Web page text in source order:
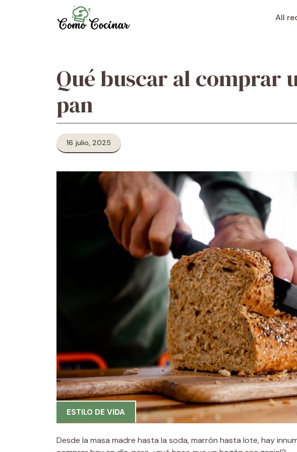
All
Qué buscar al comprar
pan
16 julio, 2025
ESTILO DE VIDA
Desde la masa madre hasta la soda, marrón hasta lote, hay